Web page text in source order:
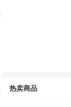
热卖商品